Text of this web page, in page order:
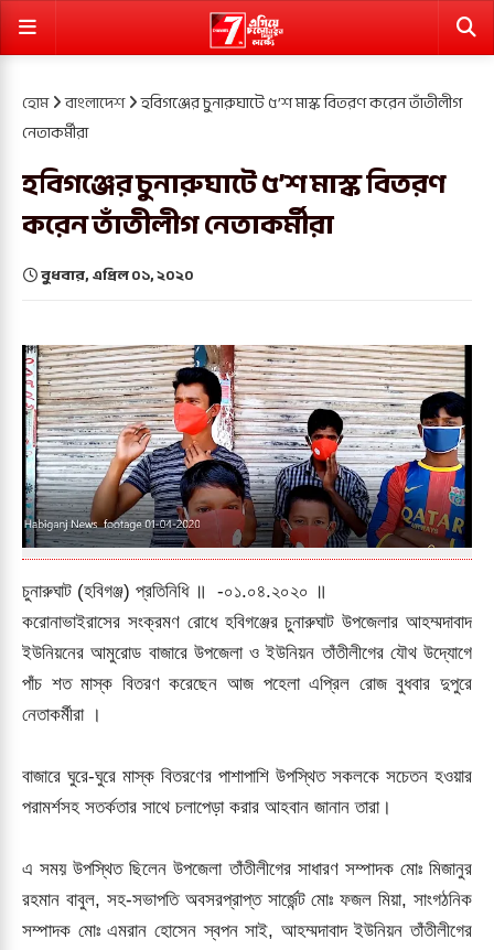
হোম বাংলাদেশ হবিগঞ্জের চুনারুঘাটে ৫’শ মাস্ক বিতরণ করেন তাঁতীলীগ
নেতাকর্মীরা
হবিগঞ্জের চুনারুঘাটে ৫’শ মাস্ক বিতরণ
করেন তাঁতীলীগ নেতাকর্মীরা
বুধবার, এপ্রিল ০১, ২০২০
চুনারুঘাট (হবিগঞ্জ) প্রতিনিধি ॥ -০১.০৪.২০২০ ॥
করোনাভাইরাসের সংক্রমণ রোধে হবিগঞ্জের চুনারুঘাট উপজেলার আহম্মদাবাদ
ইউনিয়নের আমুরোড বাজারে উপজেলা ও ইউনিয়ন তাঁতীলীগের যৌথ উদ্যোগে
পাঁচ শত মাস্ক বিতরণ করেছেন আজ পহেলা এপ্রিল রোজ বুধবার দুপুরে
নেতাকর্মীরা ।
বাজারে ঘুরে-ঘুরে মাস্ক বিতরণের পাশাপাশি উপস্থিত সকলকে সচেতন হওয়ার
পরামর্শসহ সতর্কতার সাথে চলাপেড়া করার আহবান জানান তারা।
এ সময় উপস্থিত ছিলেন উপজেলা তাঁতীলীগের সাধারণ সম্পাদক মোঃ মিজানুর
রহমান বাবুল, সহ-সভাপতি অবসরপ্রাপ্ত সার্জেন্ট মোঃ ফজল মিয়া, সাংগঠনিক
সম্পাদক মোঃ এমরান হোসেন স্বপন সাই, আহম্মদাবাদ ইউনিয়ন তাঁতীলীগের